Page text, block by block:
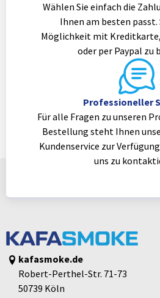
Wählen Sie einfach die
Ihnen am besten passt.
Möglichkeit mit
oder per Paypal zu
Professioneller
Für alle Fragen zu unseren
Bestellung steht Ihnen
Kundenservice zur
uns zu
kafasmoke.de
Robert-Perthel-Str. 71-73
50739 Köln